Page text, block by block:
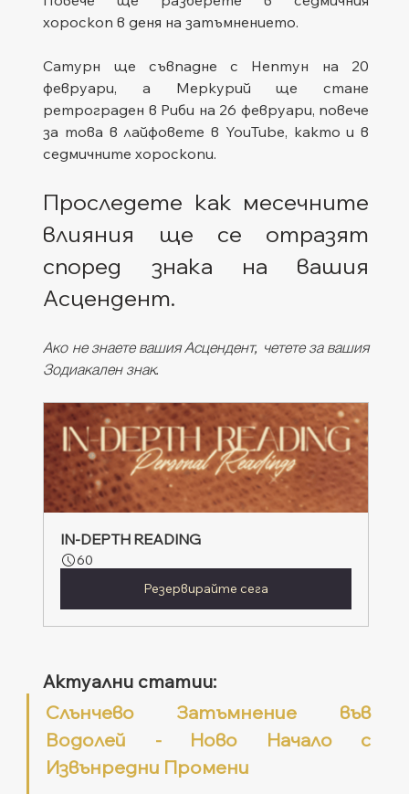
хороскоп в деня на затъмнението.
Сатурн ще съвпадне с Нептун на 20
февруари, а Меркурий ще стане
ретрограден в Риби на 26 февруари, повече
за това в лайфовете в YouTube, както и в
седмичните хороскопи.
Проследете как месечните
влияния ще се отразят
според знака на вашия
Асцендент.
Ако не знаете вашия Асцендент, четете за вашия
Зодиакален знак.
IN-DEPTH READING
60
Резервирайте сега
Актуални статии:
Слънчево Затъмнение във
Водолей - Ново Начало с
Извънредни Промени